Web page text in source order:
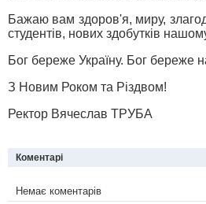
Бажаю вам здоров'я, миру,
студентів, нових здобутків
Бог береже Україну. Бог береже
З Новим Роком та Різдвом!
Ректор Вячеслав ТРУБА
Коментарі
Немає коментарів